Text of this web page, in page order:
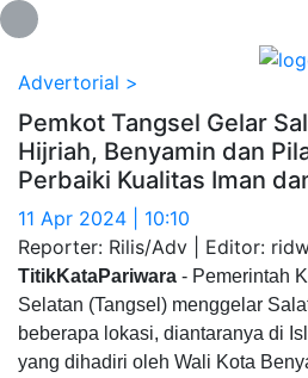
Loading...
Advertorial >
Pemkot Tangsel Gelar
Hijriah, Benyamin dan
Perbaiki Kualitas Iman
11 Apr 2024 | 10:10
Reporter: Rilis/Adv | Editor:
TitikKataPariwara - Pemerintah
Selatan (Tangsel) menggelar
beberapa lokasi, diantaranya di
yang dihadiri oleh Wali Kota